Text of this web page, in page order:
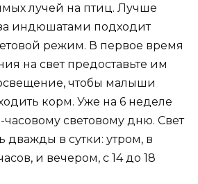
лучей на птиц. Лучше
индюшатами подходит
режим. В первое время
на свет предоставьте им
чтобы малыши
корм. Уже на 6 неделе
часовому световому дню. Свет
дважды в сутки: утром, в
и вечером, с 14 до 18